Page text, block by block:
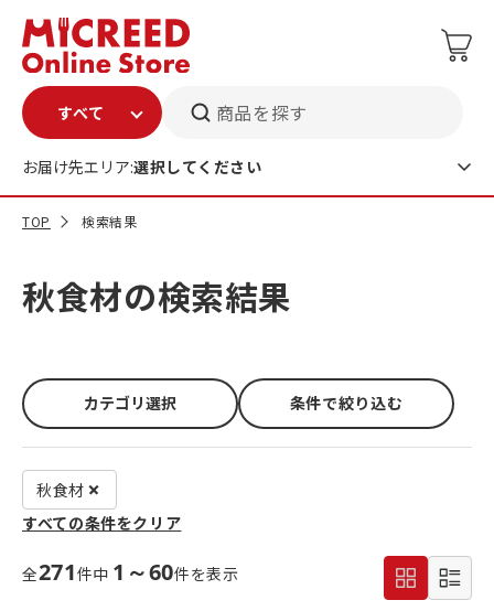
商品を探す
お届け先エリア:選択してください
TOP 検索結果
秋食材の検索結果
カテゴリ選択 条件で絞り込む
秋食材
すべての条件をクリア
全271件中 1～60件を表示